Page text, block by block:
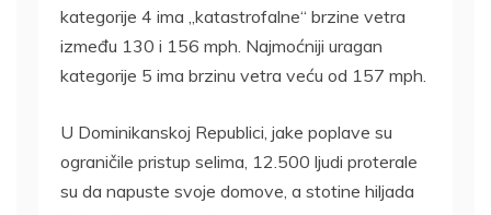
kategorije 4 ima „katastrofalne“ brzine vetra
između 130 i 156 mph. Najmoćniji uragan
kategorije 5 ima brzinu vetra veću od 157 mph.
U Dominikanskoj Republici, jake poplave su
ograničile pristup selima, 12.500 ljudi proterale
su da napuste svoje domove, a stotine hiljada